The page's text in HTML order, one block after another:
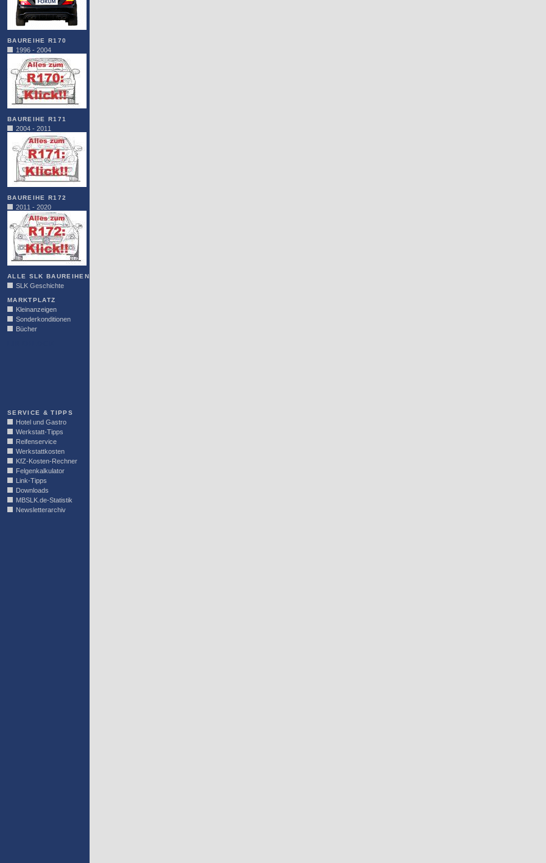
BAUREIHE R170
1996 - 2004
BAUREIHE R171
2004 - 2011
BAUREIHE R172
2011 - 2020
ALLE SLK BAUREIHEN
SLK Geschichte
MARKTPLATZ
Kleinanzeigen
Sonderkonditionen
Bücher
SERVICE & TIPPS
Hotel und Gastro
Werkstatt-Tipps
Reifenservice
Werkstattkosten
KfZ-Kosten-Rechner
Felgenkalkulator
Link-Tipps
Downloads
MBSLK.de-Statistik
Newsletterarchiv